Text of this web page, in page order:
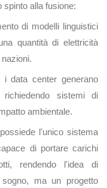
alla fusione:
di modelli linguistici
quantità di elettricità
i data center generano
sistemi di
ambientale.
l'unico sistema
di portare carichi
rendendo l'idea di
ma un progetto